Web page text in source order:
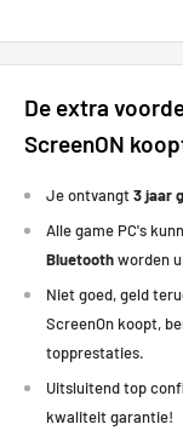
De extra
ScreenON
Je ontvangt3 jaar
Alle game PC's
Bluetoothworden
Niet goed, geld
ScreenOn koopt,
topprestaties.
Uitsluitend top
kwaliteit garantie!